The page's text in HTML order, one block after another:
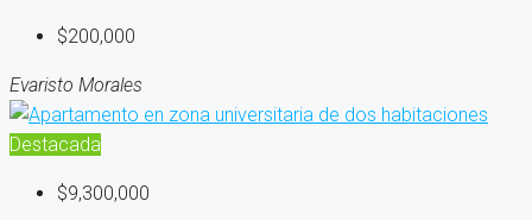
$200,000
Evaristo Morales
Destacada
$9,300,000